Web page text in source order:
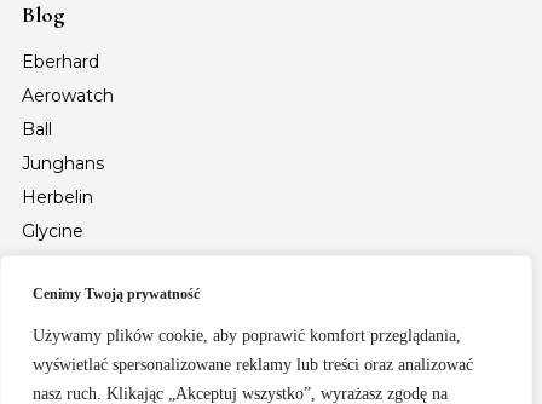
Cenimy Twoją prywatność
Używamy plików cookie, aby poprawić komfort przeglądania,
wyświetlać spersonalizowane reklamy lub treści oraz analizować
nasz ruch. Klikając „Akceptuj wszystko”, wyrażasz zgodę na
Blog
Eberhard
Aerowatch
Ball
Junghans
Herbelin
Glycine
Tsar Bomba
Fiyta
Santa Barbara Polo & Racquet Club